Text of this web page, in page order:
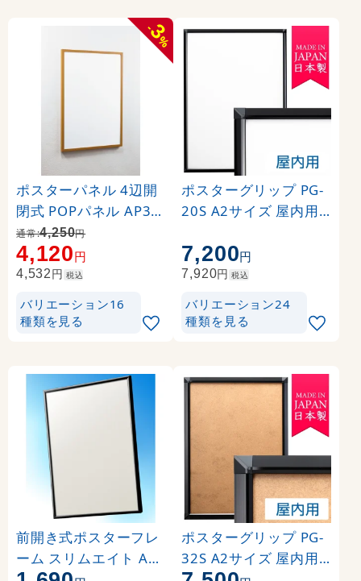
-
3
%
ポスターパネル 4辺開
閉式 POPパネル AP35
0 A2 フレームカラー:
木目 (AP350-WD-A2)
通常:4,250円
4,120円
4,532円 税込
バリエーション16
種類を見る
ポスターグリップ PG-
20S A2サイズ 屋内用
7,200円
7,920円 税込
バリエーション24
種類を見る
前開き式ポスターフレ
ーム スリムエイト A2
ポスターグリップ PG-
32S A2サイズ 屋内用